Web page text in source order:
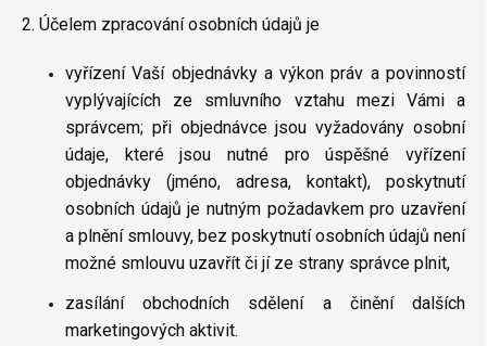
2. Účelem zpracování osobních údajů je
vyřízení Vaší objednávky a výkon práv a povinností
vyplývajících ze smluvního vztahu mezi Vámi a
správcem; při objednávce jsou vyžadovány osobní
údaje, které jsou nutné pro úspěšné vyřízení
objednávky (jméno, adresa, kontakt), poskytnutí
osobních údajů je nutným požadavkem pro uzavření
a plnění smlouvy, bez poskytnutí osobních údajů není
možné smlouvu uzavřít či jí ze strany správce plnit,
zasílání obchodních sdělení a činění dalších
marketingových aktivit.